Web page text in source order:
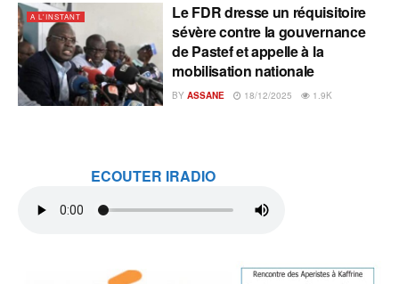
A L'INSTANT
Le FDR dresse un réquisitoire
sévère contre la gouvernance
de Pastef et appelle à la
mobilisation nationale
BY ASSANE 18/12/2025 1.9K
ECOUTER IRADIO